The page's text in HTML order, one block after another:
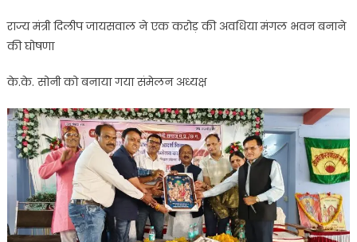
स्वर्णकार
आयोजित
भव्य
ध्वज
पूजन
एवं
समरसता
बैठक
हुई
राज्य मंत्री दिलीप जायसवाल ने एक करोड़ की अवधिया मंगल भवन बनाने
की घोषणा
के.के. सोनी को बनाया गया संमेलन अध्यक्ष